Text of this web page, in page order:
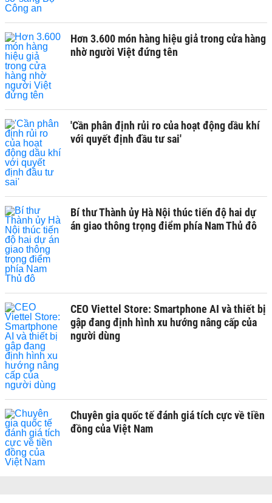
Hơn 3.600 món hàng hiệu giả trong cửa hàng
nhờ người Việt đứng tên
'Cần phân định rủi ro của hoạt động dầu khí
với quyết định đầu tư sai'
Bí thư Thành ủy Hà Nội thúc tiến độ hai dự
án giao thông trọng điểm phía Nam Thủ đô
CEO Viettel Store: Smartphone AI và thiết bị
gập đang định hình xu hướng nâng cấp của
người dùng
Chuyên gia quốc tế đánh giá tích cực về tiền
đồng của Việt Nam